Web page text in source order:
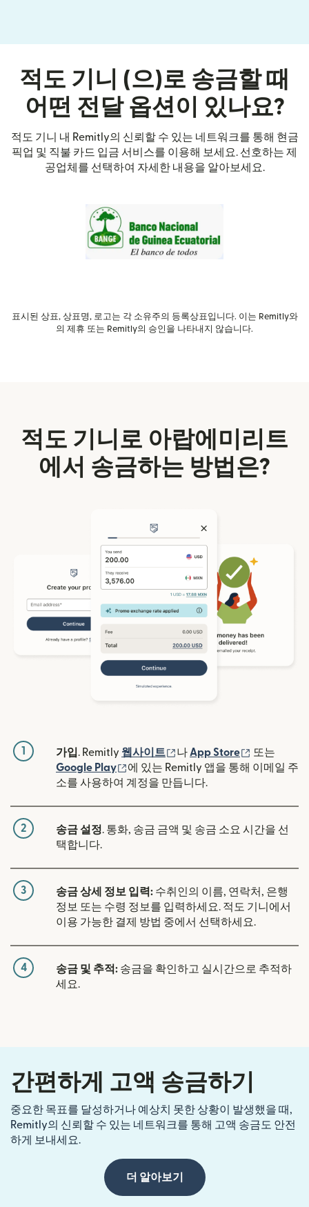
적도 기니 (으)로 송금할 때
어떤 전달 옵션이 있나요?
적도 기니 내 Remitly의 신뢰할 수 있는 네트워크를 통해 현금
픽업 및 직불 카드 입금 서비스를 이용해 보세요. 선호하는 제
공업체를 선택하여 자세한 내용을 알아보세요.
표시된 상표, 상표명, 로고는 각 소유주의 등록상표입니다. 이는 Remitly와
의 제휴 또는 Remitly의 승인을 나타내지 않습니다.
적도 기니로 아랍에미리트
에서 송금하는 방법은?
1 가입. Remitly 웹사이트 (새 창에서 열림)
나App Store (새 창에서
또는
Google Play
(새 창에서 열림)
에 있는 Remitly 앱을 통해 이메일 주
소를 사용하여 계정을 만듭니다.
2 송금 설정. 통화, 송금 금액 및 송금 소요 시간을 선
택합니다.
3 송금 상세 정보 입력: 수취인의 이름, 연락처, 은행
정보 또는 수령 정보를 입력하세요. 적도 기니에서
이용 가능한 결제 방법 중에서 선택하세요.
4 송금 및 추적: 송금을 확인하고 실시간으로 추적하
세요.
간편하게 고액 송금하기
중요한 목표를 달성하거나 예상치 못한 상황이 발생했을 때,
Remitly의 신뢰할 수 있는 네트워크를 통해 고액 송금도 안전
하게 보내세요.
더 알아보기